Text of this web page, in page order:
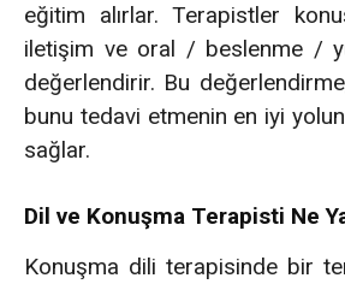
eğitim alırlar. Terapistler
iletişim ve oral / beslenme /
değerlendirir. Bu
bunu tedavi etmenin en iyi
sağlar.
Dil ve Konuşma Terapisti Ne
Konuşma dili terapisinde bir